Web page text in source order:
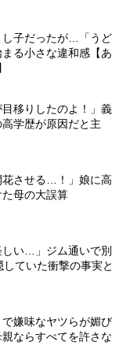
し子だったが…「うど
る小さな違和感【あ
目移りしたのよ！」義
学歴が原因だと主
花させる…！」娘に高
母の大誤算
しい…」ジム通いで別
ていた衝撃の事実と
嫌味なヤツらが媚び
ならすべてを許さな